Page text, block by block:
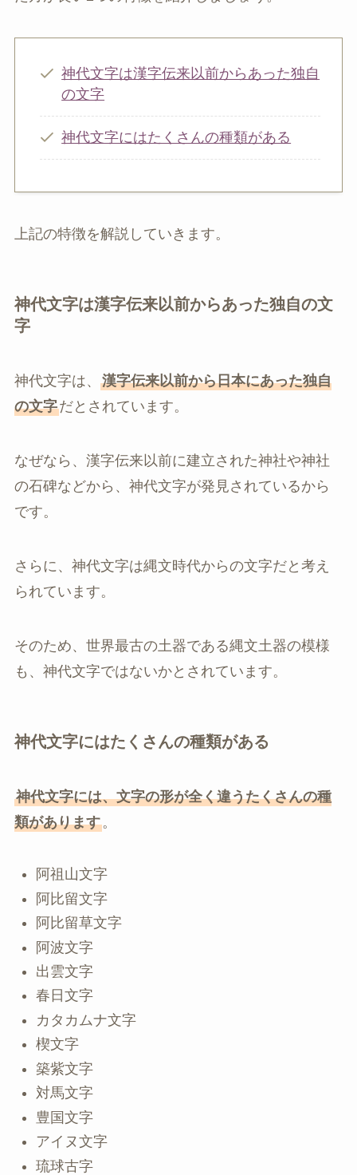
神代文字は漢字伝来以前からあった独自
の文字
神代文字にはたくさんの種類がある
上記の特徴を解説していきます。
神代文字は漢字伝来以前からあった独自の文
字
神代文字は、 漢字伝来以前から日本にあった独自
の文字だとされています。
なぜなら、漢字伝来以前に建立された神社や神社
の石碑などから、神代文字が発見されているから
です。
さらに、神代文字は縄文時代からの文字だと考え
られています。
そのため、世界最古の土器である縄文土器の模様
も、神代文字ではないかとされています。
神代文字にはたくさんの種類がある
神代文字には、文字の形が全く違うたくさんの種
類があります。
阿祖山文字
阿比留文字
阿比留草文字
阿波文字
出雲文字
春日文字
カタカムナ文字
楔文字
築紫文字
対馬文字
豊国文字
アイヌ文字
琉球古字